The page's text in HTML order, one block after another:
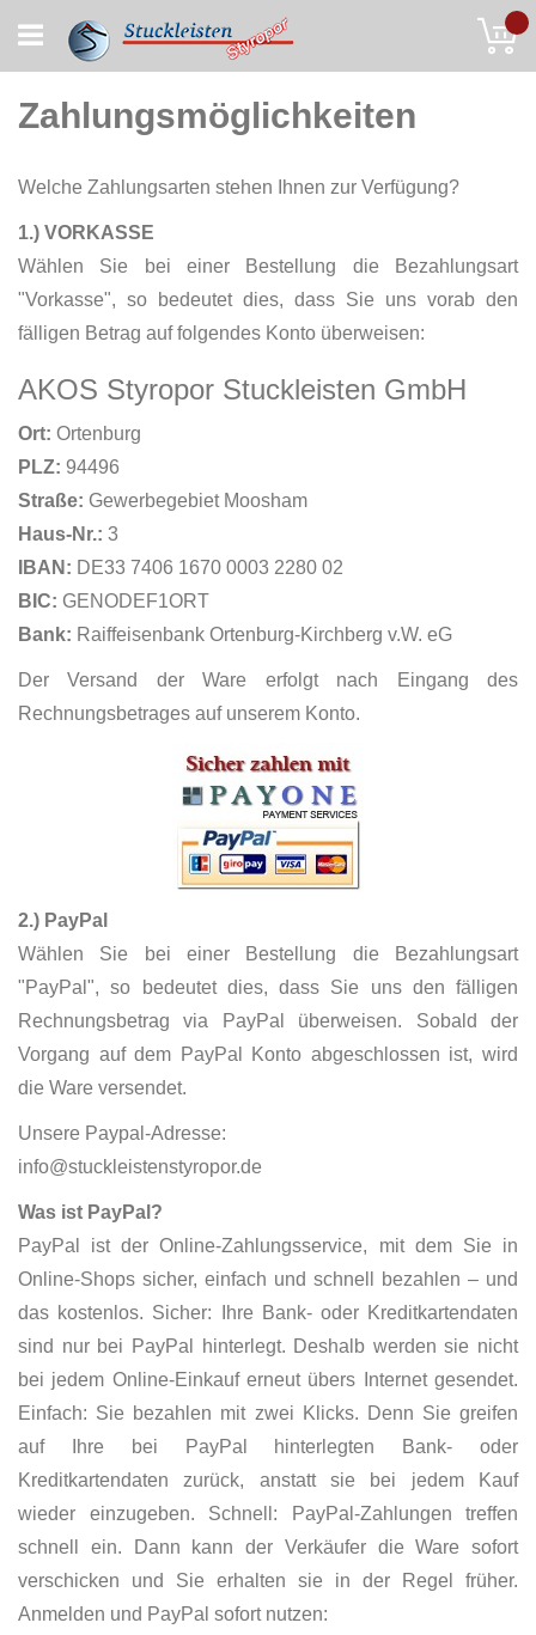
to
Content
Zahlungsmöglichkeiten
Welche Zahlungsarten stehen Ihnen zur Verfügung?
1.) VORKASSE
Wählen Sie bei einer Bestellung die Bezahlungsart
"Vorkasse", so bedeutet dies, dass Sie uns vorab den
fälligen Betrag auf folgendes Konto überweisen:
AKOS Styropor Stuckleisten GmbH
Ort: Ortenburg
PLZ: 94496
Straße: Gewerbegebiet Moosham
Haus-Nr.: 3
IBAN: DE33 7406 1670 0003 2280 02
BIC: GENODEF1ORT
Bank: Raiffeisenbank Ortenburg-Kirchberg v.W. eG
Der Versand der Ware erfolgt nach Eingang des
Rechnungsbetrages auf unserem Konto.
2.) PayPal
Wählen Sie bei einer Bestellung die Bezahlungsart
"PayPal", so bedeutet dies, dass Sie uns den fälligen
Rechnungsbetrag via PayPal überweisen. Sobald der
Vorgang auf dem PayPal Konto abgeschlossen ist, wird
die Ware versendet.
Unsere Paypal-Adresse:
info@stuckleistenstyropor.de
Was ist PayPal?
PayPal ist der Online-Zahlungsservice, mit dem Sie in
Online-Shops sicher, einfach und schnell bezahlen – und
das kostenlos. Sicher: Ihre Bank- oder Kreditkartendaten
sind nur bei PayPal hinterlegt. Deshalb werden sie nicht
bei jedem Online-Einkauf erneut übers Internet gesendet.
Einfach: Sie bezahlen mit zwei Klicks. Denn Sie greifen
auf Ihre bei PayPal hinterlegten Bank- oder
Kreditkartendaten zurück, anstatt sie bei jedem Kauf
wieder einzugeben. Schnell: PayPal-Zahlungen treffen
schnell ein. Dann kann der Verkäufer die Ware sofort
verschicken und Sie erhalten sie in der Regel früher.
Anmelden und PayPal sofort nutzen: